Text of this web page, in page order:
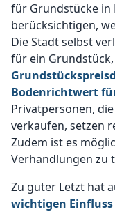
für Grundstücke in
berücksichtigen,
Die Stadt selbst
für ein
Bodenrichtwert
Privatpersonen,
verkaufen, setzen
Zudem ist es
Verhandlungen zu
Zu guter Letzt hat
wichtigen